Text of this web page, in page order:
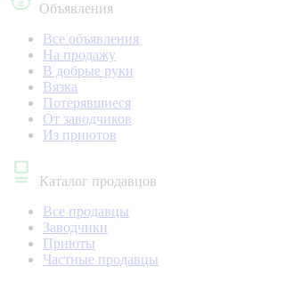
Объявления
Все объявления
На продажу
В добрые руки
Вязка
Потерявшиеся
От заводчиков
Из приютов
Каталог продавцов
Все продавцы
Заводчики
Приюты
Частные продавцы